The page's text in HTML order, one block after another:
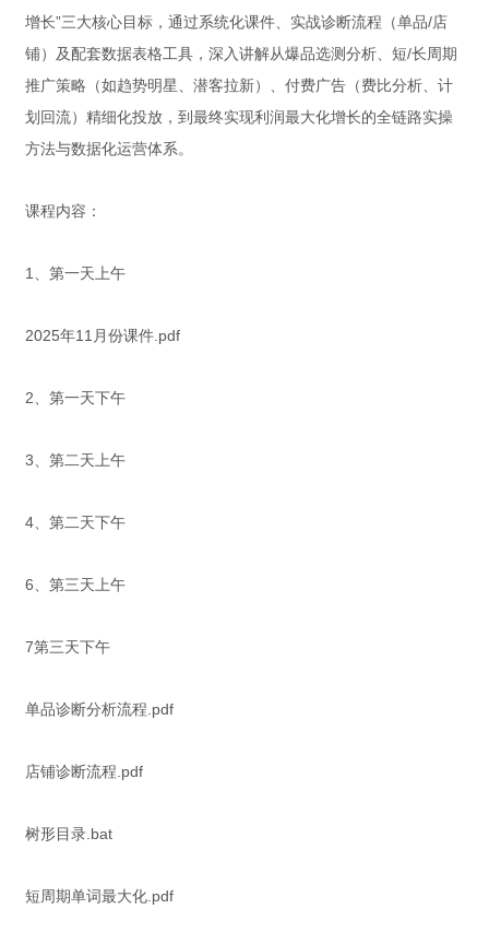
增长”三大核心目标，通过系统化课件、实战诊断流程（单品/店
铺）及配套数据表格工具，深入讲解从爆品选测分析、短/长周期
推广策略（如趋势明星、潜客拉新）、付费广告（费比分析、计
划回流）精细化投放，到最终实现利润最大化增长的全链路实操
方法与数据化运营体系。
课程内容：
1、第一天上午
2025年11月份课件.pdf
2、第一天下午
3、第二天上午
4、第二天下午
6、第三天上午
7第三天下午
单品诊断分析流程.pdf
店铺诊断流程.pdf
树形目录.bat
短周期单词最大化.pdf